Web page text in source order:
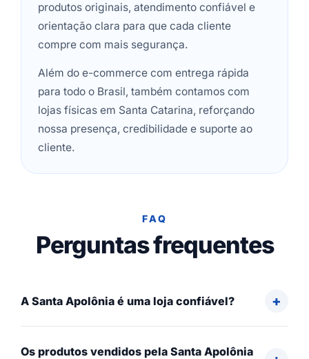
produtos originais, atendimento confiável e
orientação clara para que cada cliente
compre com mais segurança.
Além do e-commerce com entrega rápida
para todo o Brasil, também contamos com
lojas físicas em Santa Catarina, reforçando
nossa presença, credibilidade e suporte ao
cliente.
FAQ
Perguntas frequentes
A Santa Apolônia é uma loja confiável?
Os produtos vendidos pela Santa Apolônia